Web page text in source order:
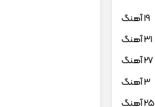
19 آهنگ
31 آهنگ
27 آهنگ
3 آهنگ
25 آهنگ